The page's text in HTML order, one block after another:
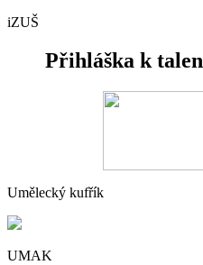
iZUŠ
Přihláška k
Umělecký kufřík
UMAK